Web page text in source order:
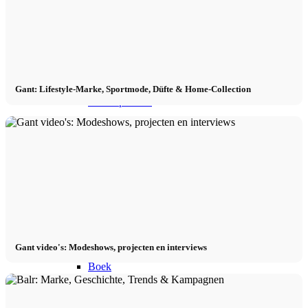
Boek
Gant: Lifestyle-Marke, Sportmode, Düfte & Home-Collection
Gant video's: Modeshows, projecten en interviews